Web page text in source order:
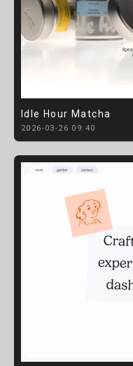
Idle Hour Matcha
2026-03-26 09:40